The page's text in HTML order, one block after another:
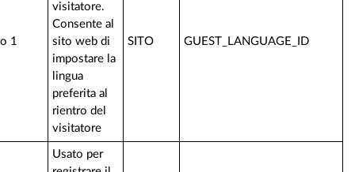
GUEST_LANGUAGE_ID
SITO
visitatore.
Consente al
sito web di
impostare la
lingua
preferita al
rientro del
visitatore
Usato per